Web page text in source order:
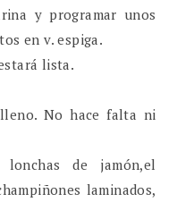
y programar unos
en v. espiga.
lista.
No hace falta ni
de jamón,el
laminados,